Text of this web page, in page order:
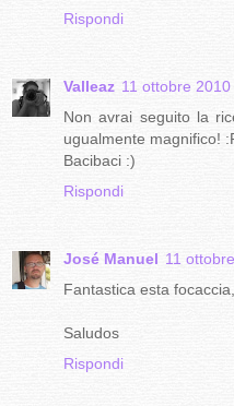
Rispondi
Valleaz 11 ottobre
Non avrai seguito la
ugualmente magnifico!
Bacibaci :)
Rispondi
José Manuel 11
Fantastica esta
Saludos
Rispondi